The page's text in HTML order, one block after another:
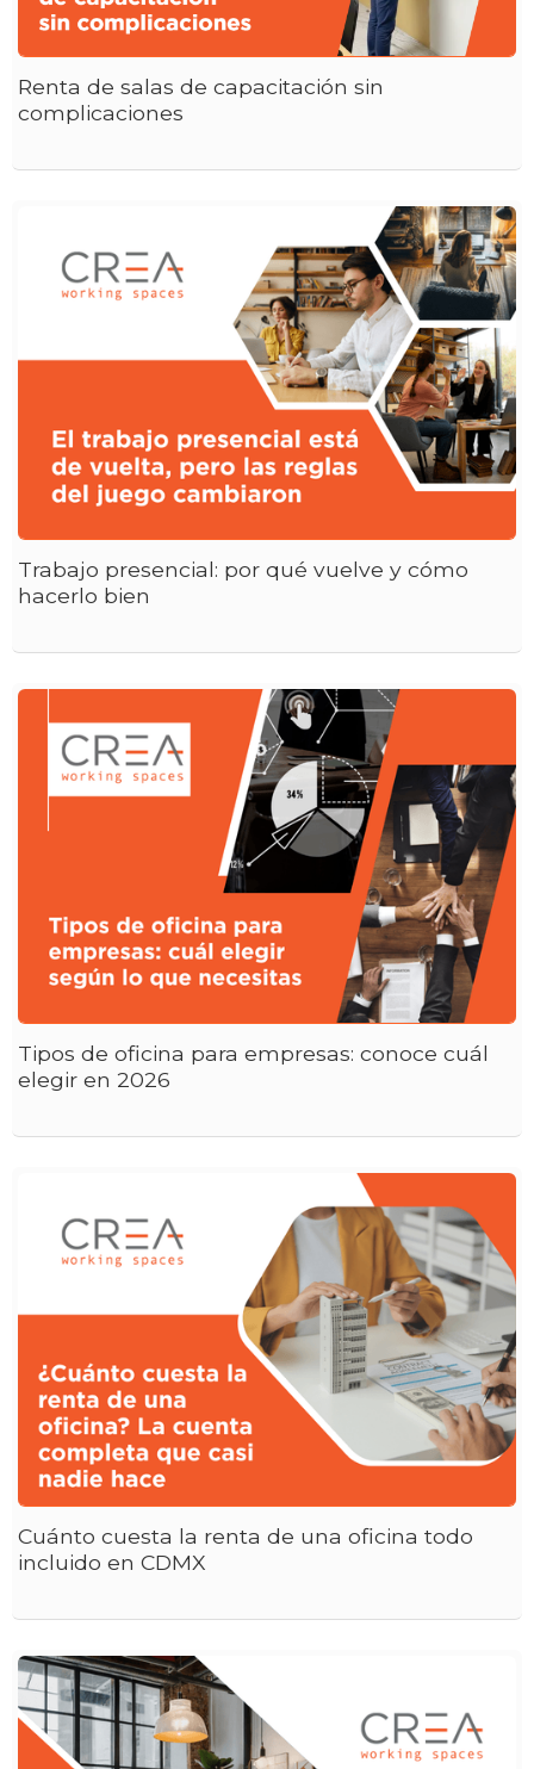
Renta de salas de capacitación sin
complicaciones
Trabajo presencial: por qué vuelve y cómo
hacerlo bien
Tipos de oficina para empresas: conoce cuál
elegir en 2026
Cuánto cuesta la renta de una oficina todo
incluido en CDMX